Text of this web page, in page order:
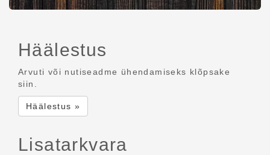
Häälestus
Arvuti või nutiseadme ühendamiseks klõpsake
siin.
Häälestus »
Lisatarkvara